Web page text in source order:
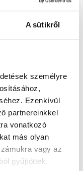
A sütikről
személyre
Ezenkívül
partnereinkkel
vonatkozó
más olyan
vagy az
gyűjtöttek.